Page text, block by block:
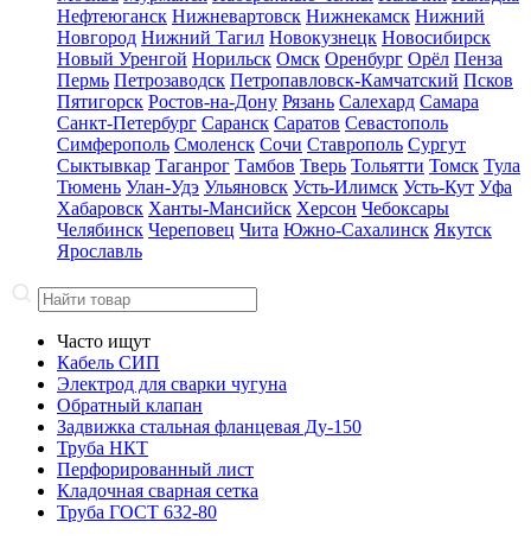
Нефтеюганск Нижневартовск Нижнекамск Нижний
Новгород Нижний Тагил Новокузнецк Новосибирск
Новый Уренгой Норильск Омск Оренбург Орёл Пенза
Пермь Петрозаводск Петропавловск-Камчатский Псков
Пятигорск Ростов-на-Дону Рязань Салехард Самара
Санкт-Петербург Саранск Саратов Севастополь
Симферополь Смоленск Сочи Ставрополь Сургут
Сыктывкар Таганрог Тамбов Тверь Тольятти Томск Тула
Тюмень Улан-Удэ Ульяновск Усть-Илимск Усть-Кут Уфа
Хабаровск Ханты-Мансийск Херсон Чебоксары
Челябинск Череповец Чита Южно-Сахалинск Якутск
Ярославль
Часто ищут
Кабель СИП
Электрод для сварки чугуна
Обратный клапан
Задвижка стальная фланцевая Ду-150
Труба НКТ
Перфорированный лист
Кладочная сварная сетка
Труба ГОСТ 632-80